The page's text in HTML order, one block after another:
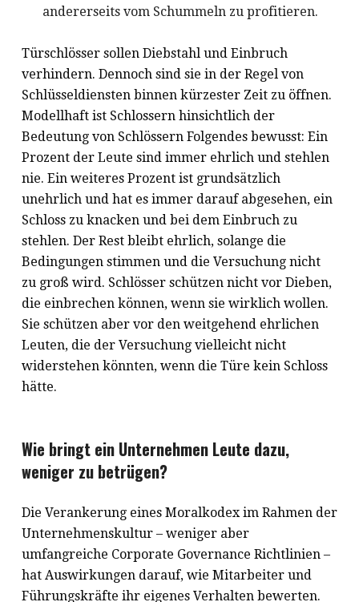
andererseits vom Schummeln zu profitieren.
Türschlösser sollen Diebstahl und Einbruch
verhindern. Dennoch sind sie in der Regel von
Schlüsseldiensten binnen kürzester Zeit zu öffnen.
Modellhaft ist Schlossern hinsichtlich der
Bedeutung von Schlössern Folgendes bewusst: Ein
Prozent der Leute sind immer ehrlich und stehlen
nie. Ein weiteres Prozent ist grundsätzlich
unehrlich und hat es immer darauf abgesehen, ein
Schloss zu knacken und bei dem Einbruch zu
stehlen. Der Rest bleibt ehrlich, solange die
Bedingungen stimmen und die Versuchung nicht
zu groß wird. Schlösser schützen nicht vor Dieben,
die einbrechen können, wenn sie wirklich wollen.
Sie schützen aber vor den weitgehend ehrlichen
Leuten, die der Versuchung vielleicht nicht
widerstehen könnten, wenn die Türe kein Schloss
hätte.
Wie bringt ein Unternehmen Leute dazu,
weniger zu betrügen?
Die Verankerung eines Moralkodex im Rahmen der
Unternehmenskultur – weniger aber
umfangreiche Corporate Governance Richtlinien –
hat Auswirkungen darauf, wie Mitarbeiter und
Führungskräfte ihr eigenes Verhalten bewerten.